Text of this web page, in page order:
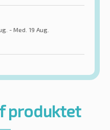
- Med. 19 Aug.
produktet